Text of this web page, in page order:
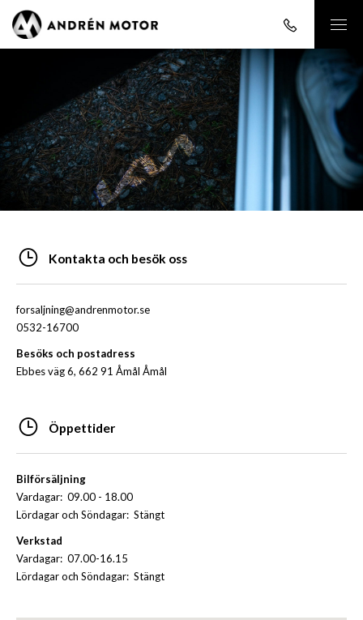
Kontakta och besök oss
forsaljning@andrenmotor.se
0532-16700
Besöks och postadress
Ebbes väg 6, 662 91 Åmål Åmål
Öppettider
Bilförsäljning
Vardagar: 09.00 - 18.00
Lördagar och Söndagar: Stängt
Verkstad
Vardagar: 07.00-16.15
Lördagar och Söndagar: Stängt